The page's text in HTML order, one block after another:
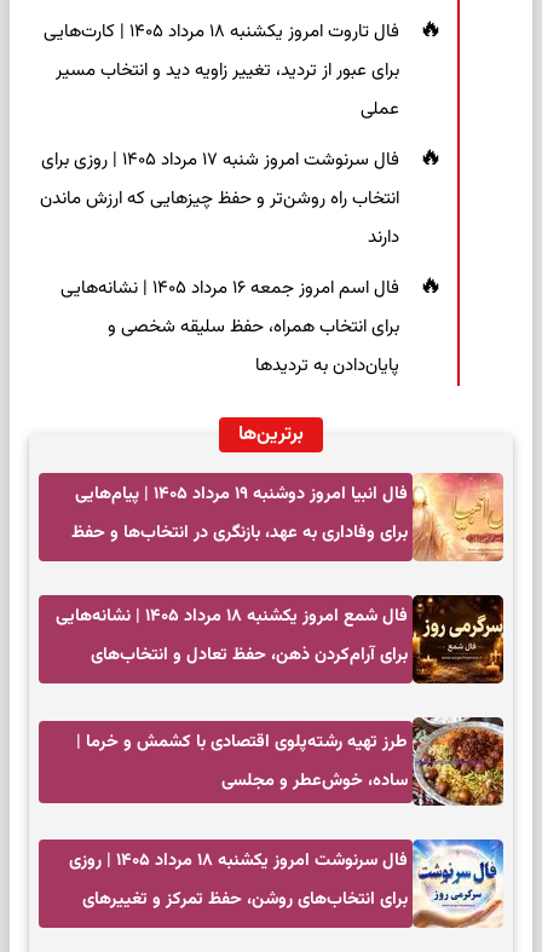
فال تاروت امروز یکشنبه ۱۸ مرداد ۱۴۰۵ | کارت‌هایی
برای عبور از تردید، تغییر زاویه دید و انتخاب مسیر
عملی
فال سرنوشت امروز شنبه ۱۷ مرداد ۱۴۰۵ | روزی برای
انتخاب راه روشن‌تر و حفظ چیزهایی که ارزش ماندن
دارند
فال اسم امروز جمعه ۱۶ مرداد ۱۴۰۵ | نشانه‌هایی
برای انتخاب همراه، حفظ سلیقه شخصی و
پایان‌دادن به تردیدها
برترین‌ها
فال انبیا امروز دوشنبه ۱۹ مرداد ۱۴۰۵ | پیام‌هایی
برای وفاداری به عهد، بازنگری در انتخاب‌ها و حفظ
فال شمع امروز یکشنبه ۱۸ مرداد ۱۴۰۵ | نشانه‌هایی
برای آرام‌کردن ذهن، حفظ تعادل و انتخاب‌های
طرز تهیه رشته‌پلوی اقتصادی با کشمش و خرما |
ساده، خوش‌عطر و مجلسی
فال سرنوشت امروز یکشنبه ۱۸ مرداد ۱۴۰۵ | روزی
برای انتخاب‌های روشن، حفظ تمرکز و تغییرهای